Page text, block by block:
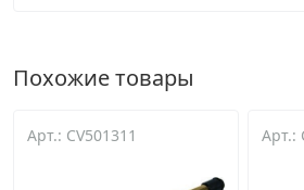
Похожие товары
Арт.: CV501311 Арт.: